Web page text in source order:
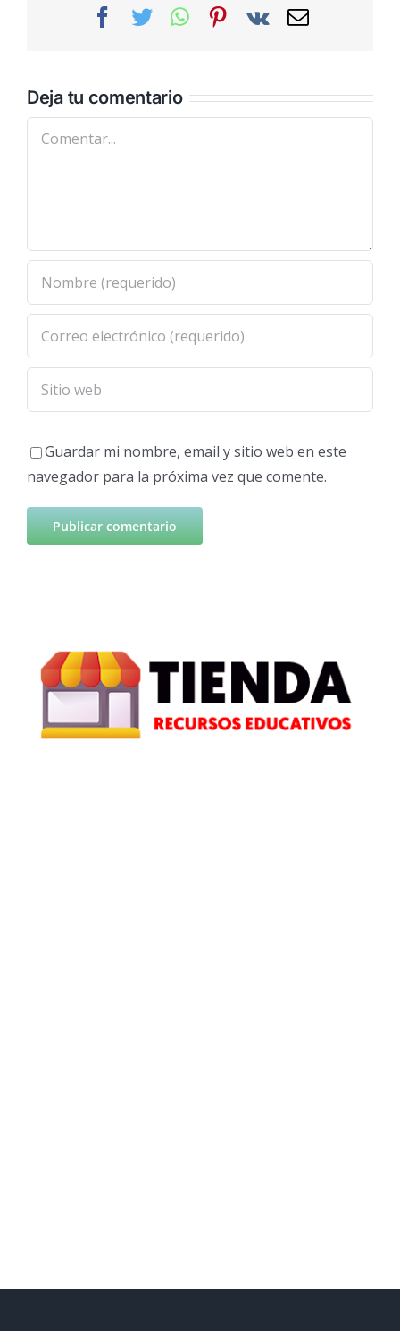
Facebook
TwitterWhatsAppPinterest
Vk
Correo
Deja tu comentario
Comentar
Guardar mi nombre, email y sitio web en este
navegador para la próxima vez que comente.